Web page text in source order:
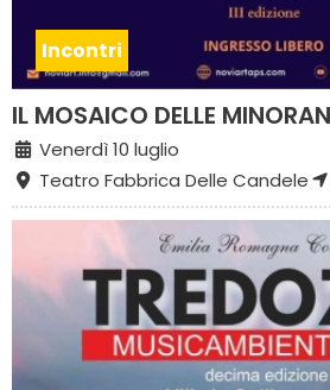
Incontri
IL MOSAICO DELLE
Venerdì 10 luglio
Teatro Fabbrica Delle Candele